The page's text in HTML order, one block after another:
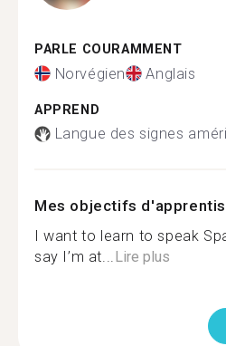
PARLE COURAMMENT
Norvégien Anglais
APPREND
Langue des signes
Mes objectifs
I want to learn to speak
say I’m at...Lire plus